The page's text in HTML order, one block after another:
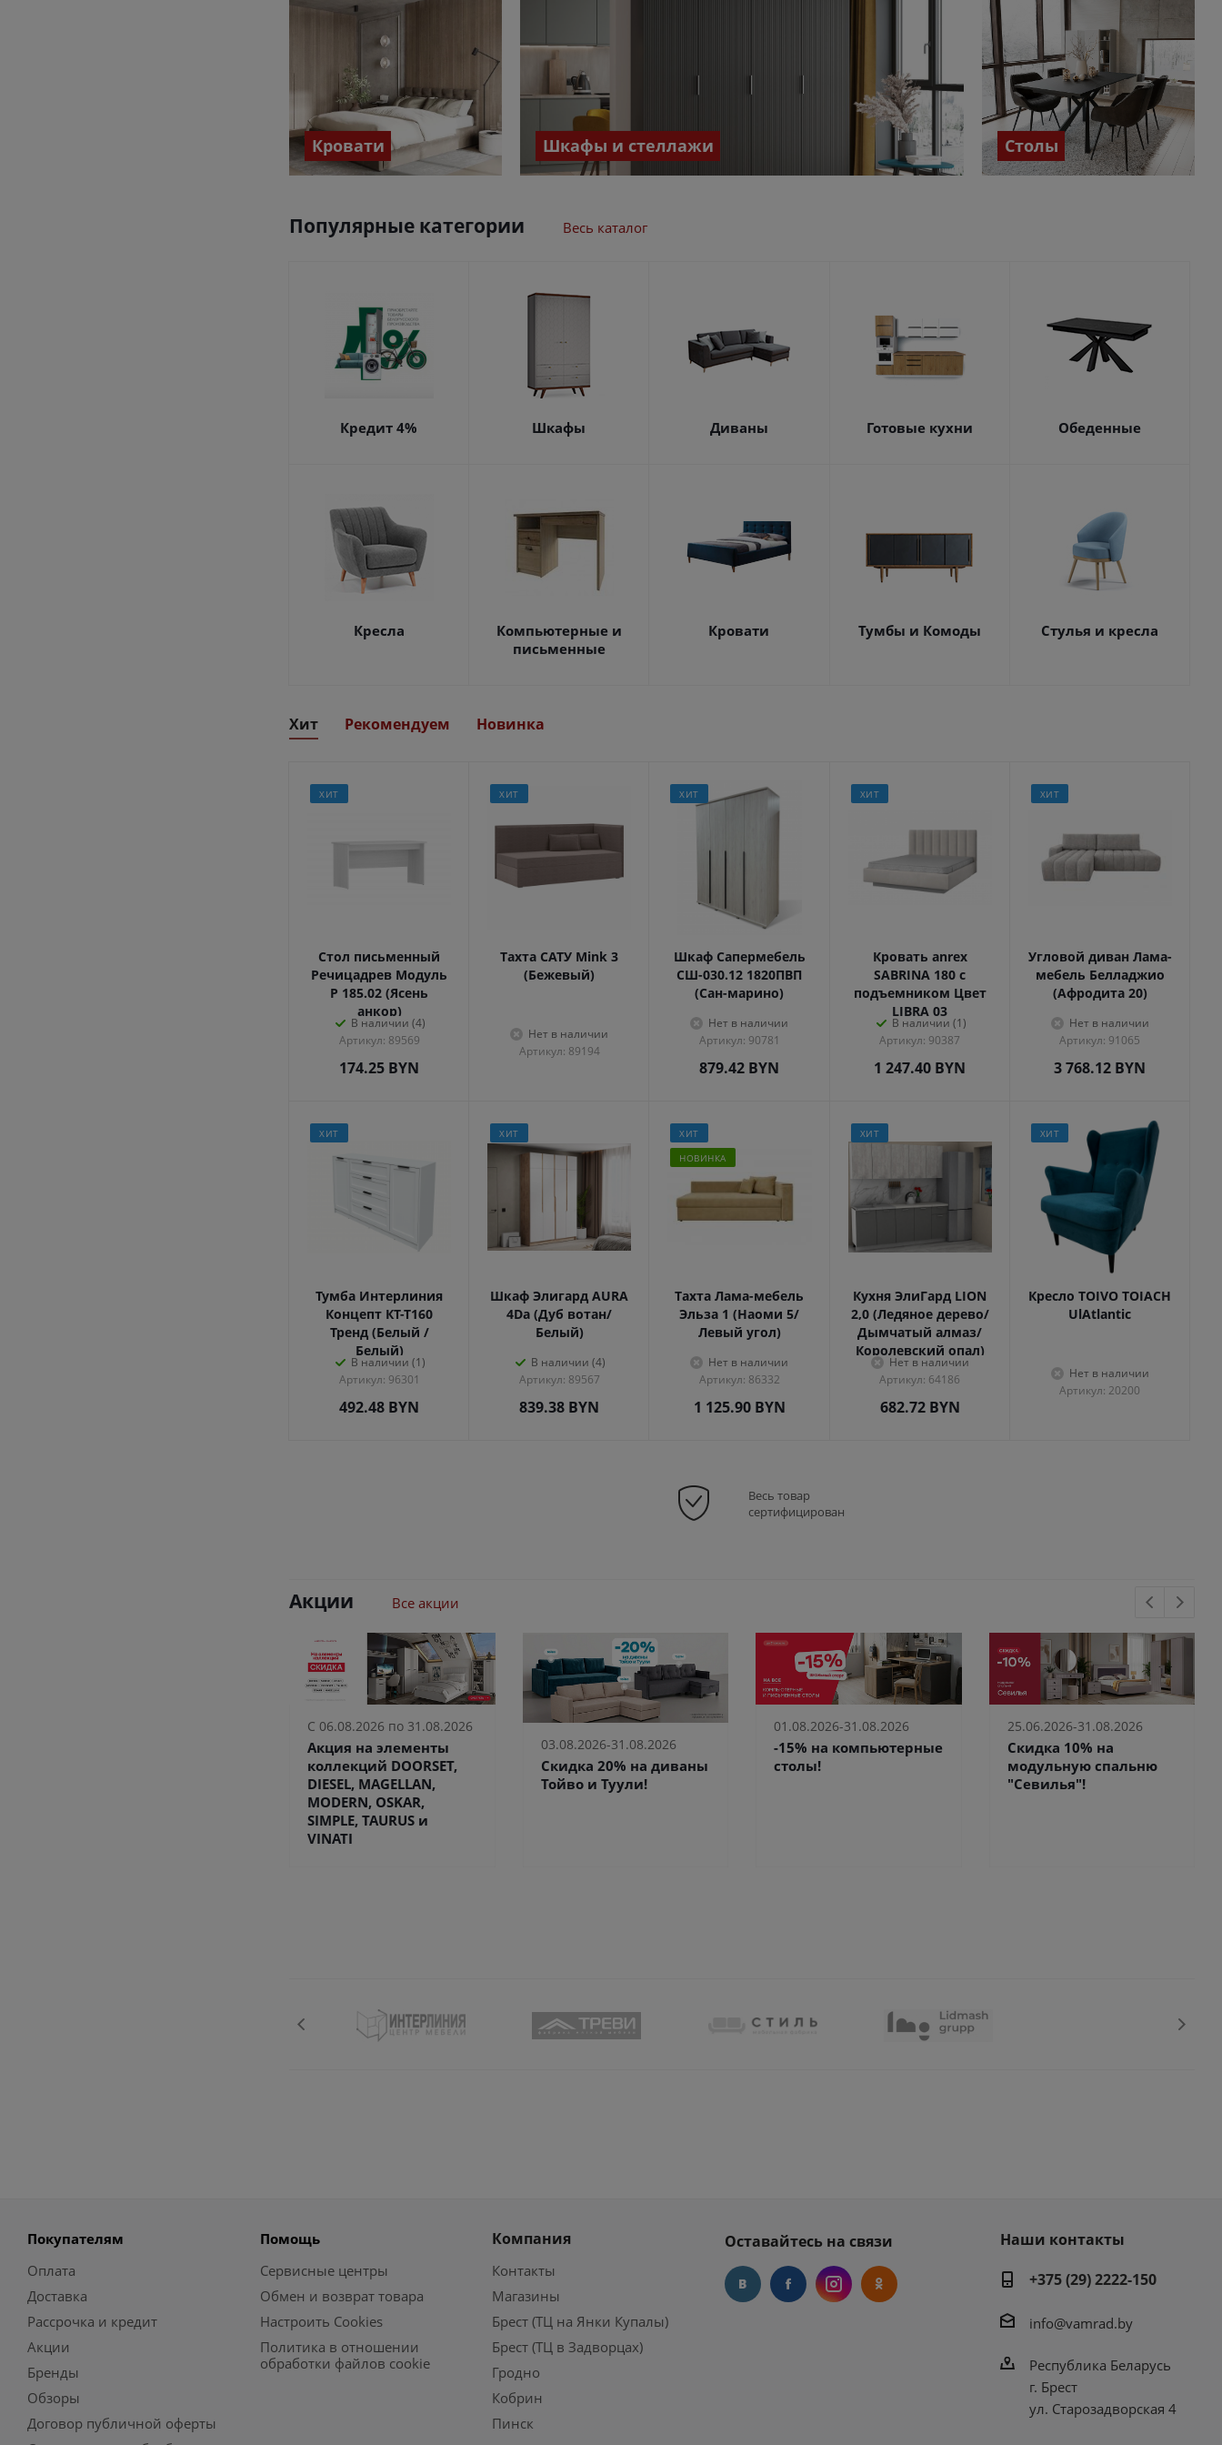
Кровати Шкафы и стеллажи Столы
Популярные категории Весь каталог
Кредит 4% Шкафы Диваны Готовые кухни Обеденные
Кресла
Компьютерные и
письменные
Кровати Тумбы и Комоды Стулья и кресла
Хит Рекомендуем Новинка
ХИТ
Стол письменный
Речицадрев Модуль
Р 185.02 (Ясень
анкор)
В наличии (4)
Артикул: 89569
174.25 BYN
ХИТ
Тахта САТУ Mink 3
(Бежевый)
Нет в наличии
Артикул: 89194
ХИТ
Шкаф Сапермебель
СШ-030.12 1820ПВП
(Сан-марино)
Нет в наличии
Артикул: 90781
879.42 BYN
ХИТ
Кровать anrex
SABRINA 180 с
подъемником Цвет
LIBRA 03
В наличии (1)
Артикул: 90387
1 247.40 BYN
ХИТ
Угловой диван Лама-
мебель Белладжио
(Афродита 20)
Нет в наличии
Артикул: 91065
3 768.12 BYN
ХИТ
Тумба Интерлиния
Концепт КТ-Т160
Тренд (Белый /
Белый)
В наличии (1)
Артикул: 96301
492.48 BYN
ХИТ
Шкаф Элигард AURA
4Dа (Дуб вотан/
Белый)
В наличии (4)
Артикул: 89567
839.38 BYN
ХИТ
НОВИНКА
Тахта Лама-мебель
Эльза 1 (Наоми 5/
Левый угол)
Нет в наличии
Артикул: 86332
1 125.90BYN
ХИТ
Кухня ЭлиГард LION
2,0 (Ледяное дерево/
Дымчатый алмаз/
Королевский опал)
Нет в наличии
Артикул: 64186
682.72BYN
ХИТ
Кресло TOIVO TOIACH
UlAtlantic
Нет в наличии
Артикул: 20200
Весь товар
сертифицирован
Акции Все акции
С 06.08.2026 по 31.08.2026
Акция на элементы
коллекций DOORSET,
DIESEL, MAGELLAN,
MODERN, OSKAR,
SIMPLE, TAURUS и
VINATI
03.08.2026-31.08.2026
Скидка 20% на диваны
Тойво и Туули!
01.08.2026-31.08.2026
-15% на компьютерные
столы!
25.06.2026-31.08.2026
Скидка 10% на
модульную спальню
"Севилья"!
Покупателям
Оплата
Доставка
Рассрочка и кредит
Акции
Бренды
Обзоры
Договор публичной оферты
Помощь
Сервисные центры
Обмен и возврат товара
Настроить Cookies
Политика в отношении
обработки файлов cookie
Компания
Контакты
Магазины
Брест (ТЦ на Янки Купалы)
Брест (ТЦ в Задворцах)
Гродно
Кобрин
Пинск
Оставайтесь на связи
Наши контакты
+375 (29) 2222-150
info@vamrad.by
Республика Беларусь
г. Брест
ул. Старозадворская 4